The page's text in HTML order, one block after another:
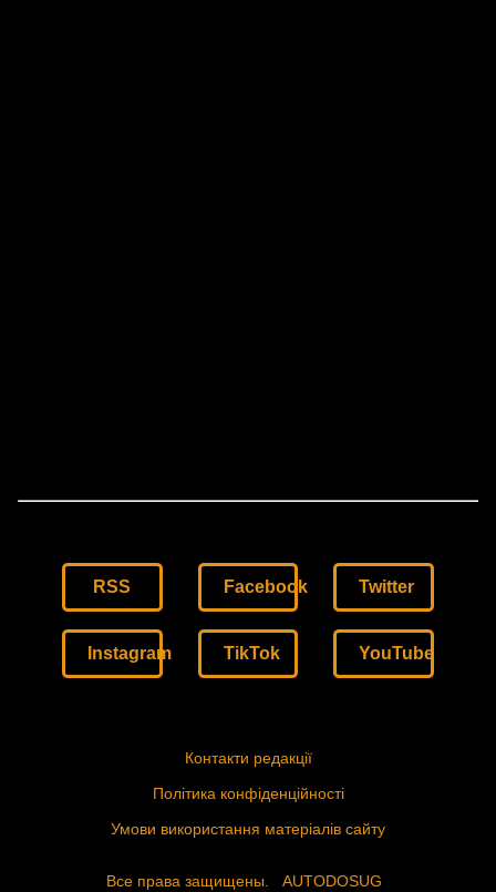
RSS Facebook Twitter
Instagram TikTok YouTube
Контакти редакції
Політика конфіденційності
Умови використання матеріалів сайту
Все права защищены. AUTODOSUG